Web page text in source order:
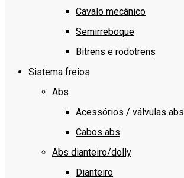
Cavalo mecânico
Semirreboque
Bitrens e rodotrens
Sistema freios
Abs
Acessórios / válvulas abs
Cabos abs
Abs dianteiro/dolly
Dianteiro